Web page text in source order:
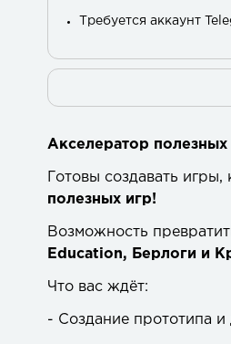
Требуется аккаунт
Акселератор полезных
Готовы создавать
полезных игр!
Возможность
Education, Берлоги и
Что вас ждёт:
- Создание прототипа